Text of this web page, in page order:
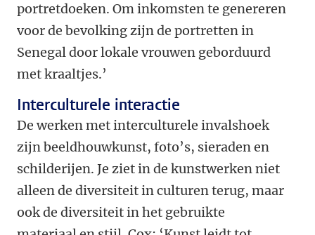
portretdoeken. Om inkomsten te genereren
voor de bevolking zijn de portretten in
Senegal door lokale vrouwen geborduurd
met kraaltjes.’
Interculturele interactie
De werken met interculturele invalshoek
zijn beeldhouwkunst, foto’s, sieraden en
schilderijen. Je ziet in de kunstwerken niet
alleen de diversiteit in culturen terug, maar
ook de diversiteit in het gebruikte